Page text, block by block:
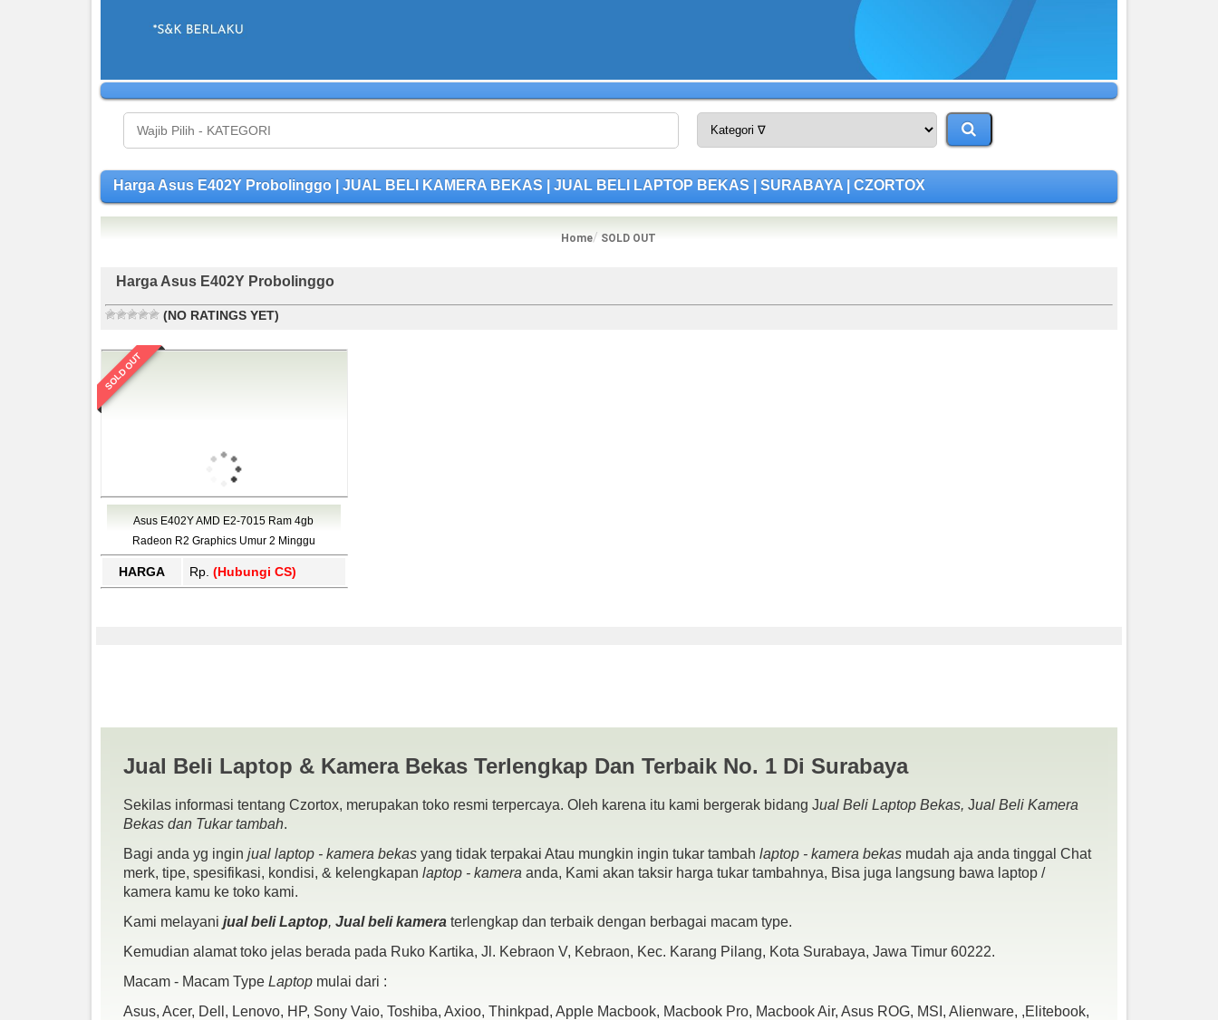
Harga Asus E402Y Probolinggo | JUAL BELI KAMERA BEKAS | JUAL BELI LAPTOP BEKAS | SURABAYA | CZORTOX
Home SOLD OUT
Harga Asus E402Y Probolinggo
(NO RATINGS YET)
SOLD OUT
Asus E402Y AMD E2-7015 Ram 4gb
Radeon R2 Graphics Umur 2 Minggu
HARGA Rp. (Hubungi CS)
Jual Beli Laptop & Kamera Bekas Terlengkap Dan Terbaik No. 1 Di Surabaya
Sekilas informasi tentang Czortox, merupakan toko resmi terpercaya. Oleh karena itu kami bergerak bidang Jual Beli Laptop Bekas, Jual Beli Kamera
Bekas dan Tukar tambah.
Bagi anda yg ingin jual laptop - kamera bekasyang tidak terpakai Atau mungkin ingin tukar tambah laptop - kamera bekasmudah aja anda tinggal Chat
merk, tipe, spesifikasi, kondisi, & kelengkapan laptop - kamera anda, Kami akan taksir harga tukar tambahnya, Bisa juga langsung bawa laptop /
kamera kamu ke toko kami.
Kami melayani jual beli Laptop, Jual beli kamera terlengkap dan terbaik dengan berbagai macam type.
Kemudian alamat toko jelas berada pada Ruko Kartika, Jl. Kebraon V, Kebraon, Kec. Karang Pilang, Kota Surabaya, Jawa Timur 60222.
Macam - Macam Type Laptopmulai dari :
Asus, Acer, Dell, Lenovo, HP, Sony Vaio, Toshiba, Axioo, Thinkpad, Apple Macbook, Macbook Pro, Macbook Air, Asus ROG, MSI, Alienware, ,Elitebook,